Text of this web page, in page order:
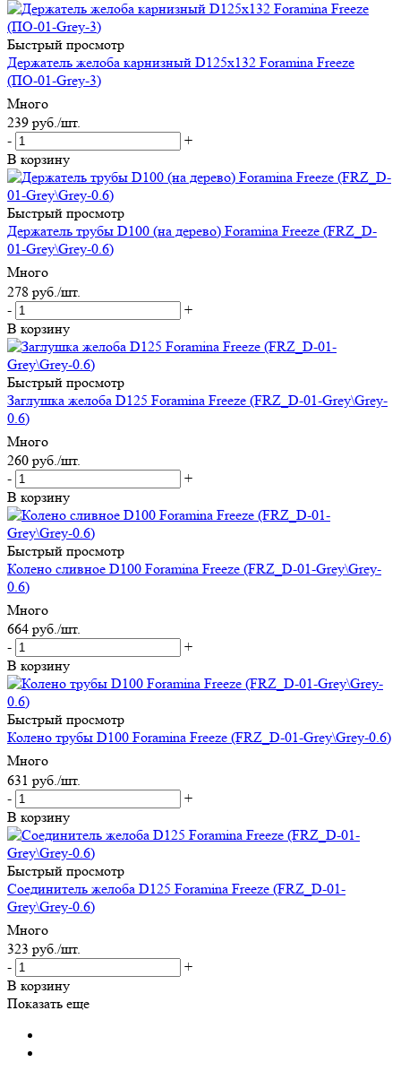
Быстрый просмотр
Держатель желоба карнизный D125х132 Foramina Freeze
(ПО-01-Grey-3)
Много
239 руб./шт.
-
+
В корзину
Быстрый просмотр
Держатель трубы D100 (на дерево) Foramina Freeze (FRZ_D-
01-Grey\Grey-0.6)
Много
278 руб. /шт.
-
+
В корзину
Быстрый просмотр
Заглушка желоба D125 Foramina Freeze (FRZ_D-01-Grey\Grey-
0.6)
Много
260 руб./шт.
-
+
В корзину
Быстрый просмотр
Колено сливное D100 Foramina Freeze (FRZ_D-01-Grey\Grey-
0.6)
Много
664 руб./шт.
-
+
В корзину
Быстрый просмотр
Колено трубы D100 Foramina Freeze (FRZ_D-01-Grey\Grey-0.6)
Много
631 руб./шт.
-
+
В корзину
Быстрый просмотр
Соединитель желоба D125 Foramina Freeze (FRZ_D-01-
Grey\Grey-0.6)
Много
323 руб./шт.
-
+
В корзину
Показать еще